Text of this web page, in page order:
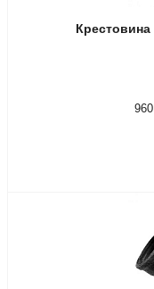
Крестовина